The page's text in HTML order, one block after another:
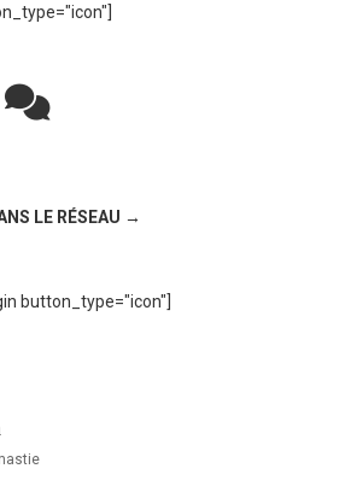
LE RÉSEAU →
button_type="icon"]